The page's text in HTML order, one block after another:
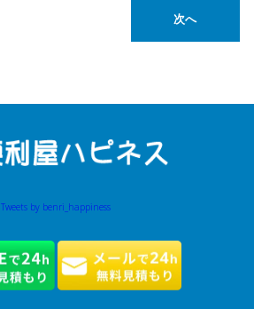
次へ
Tweets by benri_happiness